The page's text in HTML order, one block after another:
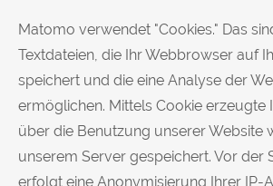
Matomo verwendet "Cookies." Das
Textdateien, die Ihr Webbrowser auf
speichert und die eine Analyse der
ermöglichen. Mittels Cookie erzeugte
über die Benutzung unserer Website
unserem Server gespeichert. Vor der
erfolgt eine Anonymisierung Ihrer IP-